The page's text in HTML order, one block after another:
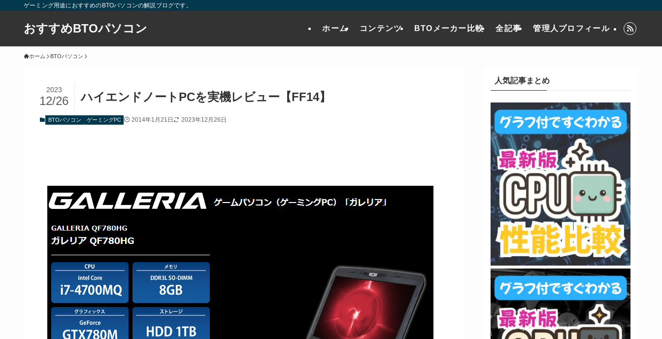
ゲーミング用途におすすめのBTOパソコンの解説ブログです。
おすすめBTOパソコン ホーム コンテンツ BTOメーカー比較 全記事 管理人プロフィール
ホーム BTOパソコン
ハイエンドノートPCを実機レビュー【FF14】
2023
12/26
BTOパソコン ゲーミングPC 2014年1月21日 2023年12月26日
人気記事まとめ